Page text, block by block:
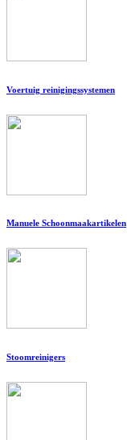
Voertuig reinigingssystemen
Manuele Schoonmaakartikelen
Stoomreinigers